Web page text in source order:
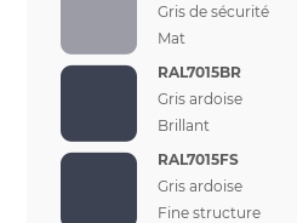
Gris de sécurité
Mat
RAL7015BR
Gris ardoise
Brillant
RAL7015FS
Gris ardoise
Fine structure